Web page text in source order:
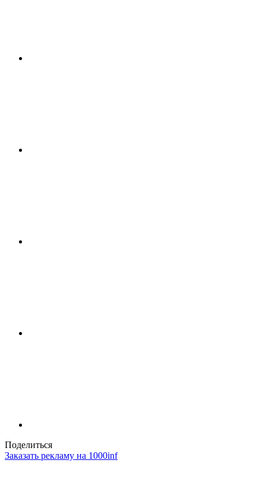
Поделиться
Заказать рекламу на 1000inf